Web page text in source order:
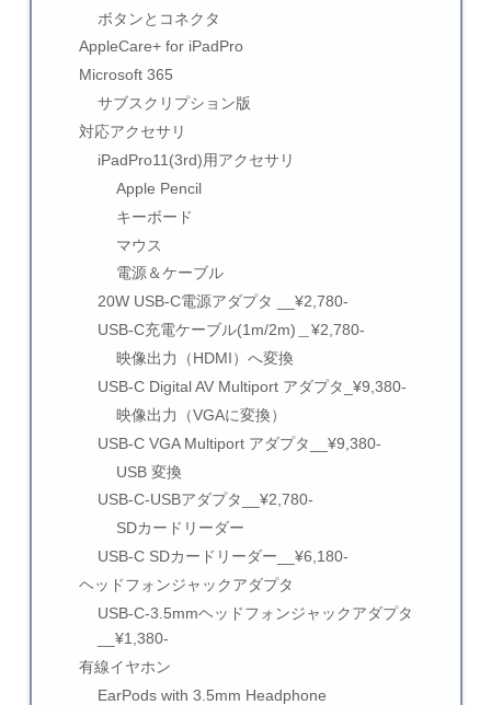
ボタンとコネクタ
AppleCare+ for iPadPro
Microsoft 365
サブスクリプション版
対応アクセサリ
iPadPro11(3rd)用アクセサリ
Apple Pencil
キーボード
マウス
電源＆ケーブル
20W USB-C電源アダプタ __¥2,780-
USB-C充電ケーブル(1m/2m)＿¥2,780-
映像出力（HDMI）へ変換
USB-C Digital AV Multiport アダプタ_¥9,380-
映像出力（VGAに変換）
USB-C VGA Multiport アダプタ__¥9,380-
USB 変換
USB-C-USBアダプタ__¥2,780-
SDカードリーダー
USB-C SDカードリーダー__¥6,180-
ヘッドフォンジャックアダプタ
USB-C-3.5mmヘッドフォンジャックアダプタ
__¥1,380-
有線イヤホン
EarPods with 3.5mm Headphone